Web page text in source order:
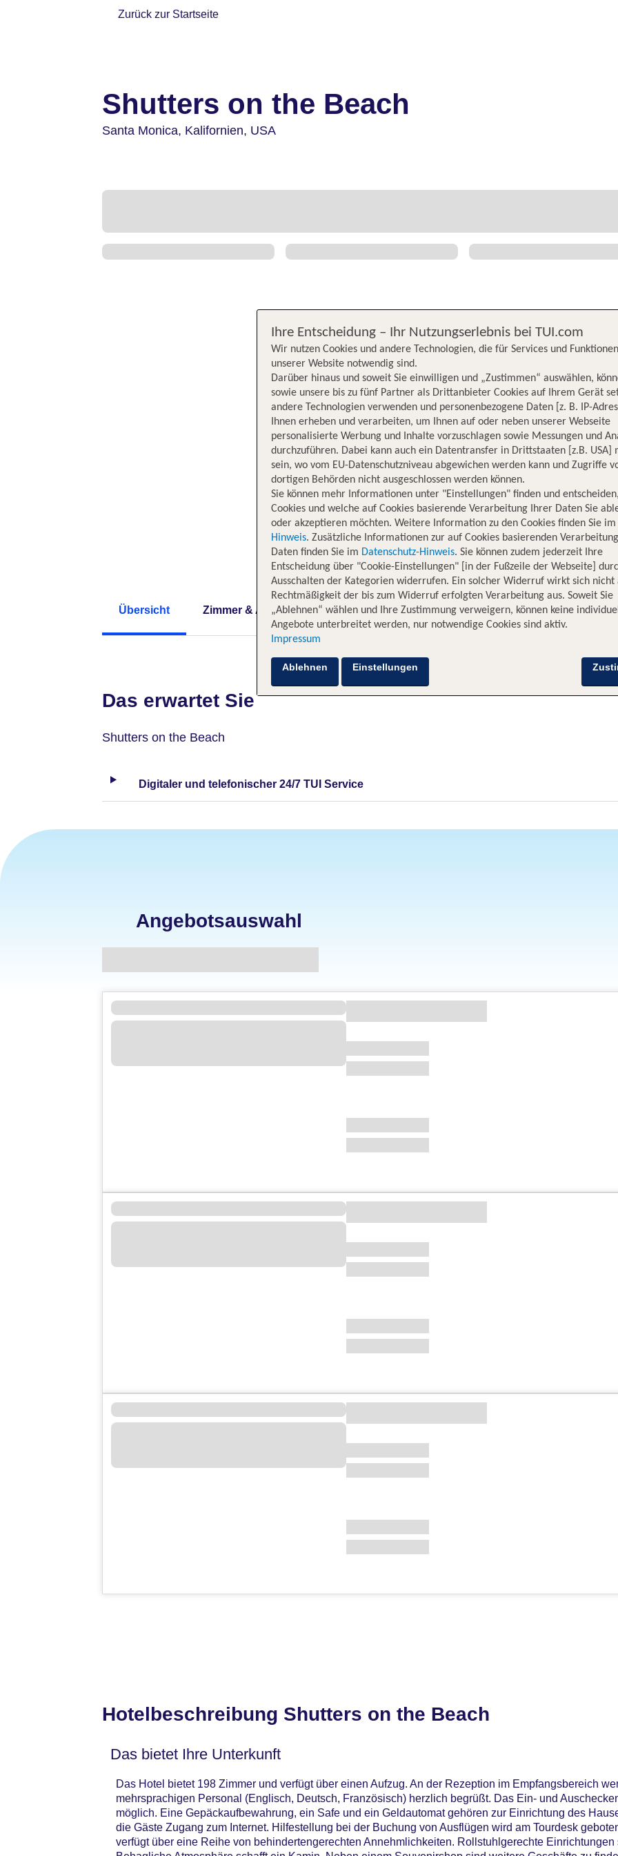
Zurück zur Startseite
Shutters on the Beach
Santa Monica, Kalifornien, USA
Übersicht Zimmer & Angebote Hotelinformationen Lage Bewertungen
Das erwartet Sie
Shutters on the Beach
Digitaler und telefonischer 24/7 TUI Service
Angebotsauswahl
Hotelbeschreibung Shutters on the Beach
Das bietet Ihre Unterkunft
Das Hotel bietet 198 Zimmer und verfügt über einen Aufzug. An der Rezeption im Empfangsbereich
mehrsprachigen Personal (Englisch, Deutsch, Französisch) herzlich begrüßt. Das Ein- und
möglich. Eine Gepäckaufbewahrung, ein Safe und ein Geldautomat gehören zur Einrichtung des
die Gäste Zugang zum Internet. Hilfestellung bei der Buchung von Ausflügen wird am Tourdesk
verfügt über eine Reihe von behindertengerechten Annehmlichkeiten. Rollstuhlgerechte Einrichtungen
Ihre Entscheidung – Ihr Nutzungserlebnis bei TUI.com
Wir nutzen Cookies und andere Technologien, die für Services und
unserer Website notwendig sind.
Darüber hinaus und soweit Sie einwilligen und „Zustimmen“ auswählen,
sowie unsere bis zu fünf Partner als Drittanbieter Cookies auf Ihrem Gerät
andere Technologien verwenden und personenbezogene Daten [z. B. IP-
Ihnen erheben und verarbeiten, um Ihnen auf oder neben unserer Webseite
personalisierte Werbung und Inhalte vorzuschlagen sowie Messungen und
durchzuführen. Dabei kann auch ein Datentransfer in Drittstaaten [z.B. USA]
sein, wo vom EU-Datenschutzniveau abgewichen werden kann und Zugriffe
dortigen Behörden nicht ausgeschlossen werden können.
Sie können mehr Informationen unter "Einstellungen" finden und
Cookies und welche auf Cookies basierende Verarbeitung Ihrer Daten Sie
oder akzeptieren möchten. Weitere Information zu den Cookies finden Sie im
Hinweis. Zusätzliche Informationen zur auf Cookies basierenden
Daten finden Sie im Datenschutz-Hinweis. Sie können zudem jederzeit Ihre
Entscheidung über "Cookie-Einstellungen" [in der Fußzeile der Webseite]
Ausschalten der Kategorien widerrufen. Ein solcher Widerruf wirkt sich nicht
Rechtmäßigkeit der bis zum Widerruf erfolgten Verarbeitung aus. Soweit Sie
„Ablehnen“ wählen und Ihre Zustimmung verweigern, können keine
Angebote unterbreitet werden, nur notwendige Cookies sind aktiv.
Impressum
Ablehnen Einstellungen